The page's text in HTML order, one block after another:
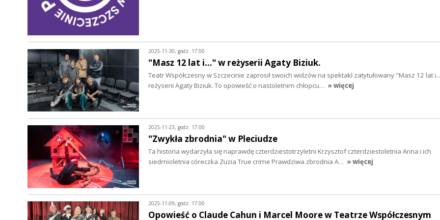
2025-11-30, godz. 17:00
"Masz 12 lat i..." w reżyserii Agaty Biziuk.
Teatr Współczesny w Szczecinie zaprosił swoich widzów na spektakl zatytułowany "Masz 12 lat
reżyserii Agaty Biziuk. To opowieść o nastoletnim chłopcu… » więcej
2025-11-23, godz. 17:00
"Zwykła zbrodnia" w Pleciudze
Ta historia wydarzyła się naprawdę czterdziestotrzyletni Krzysztof czterdziestoletnia Anna i ich
siedmioletnia córeczka Zuzia True crime Prawdziwa zbrodnia A… » więcej
2025-11-09, godz. 17:00
Opowieść o Claude Cahun i Marcel Moore w Teatrze Współczesnym